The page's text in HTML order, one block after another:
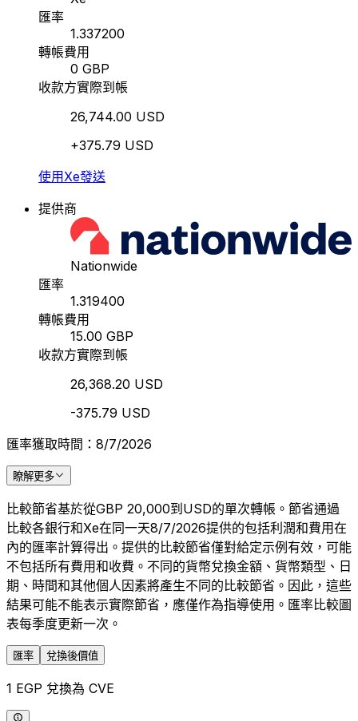
匯率
1.337200
轉帳費用
0 GBP
收款方實際到帳
26,744.00 USD
+375.79 USD
使用Xe發送
提供商
Nationwide
匯率
1.319400
轉帳費用
15.00 GBP
收款方實際到帳
26,368.20 USD
-375.79 USD
匯率獲取時間：8/7/2026
瞭解更多
比較節省基於從GBP 20,000到USD的單次轉帳。節省通過
比較各銀行和Xe在同一天8/7/2026提供的包括利潤和費用在
內的匯率計算得出。提供的比較節省僅對給定示例有效，可能
不包括所有費用和收費。不同的貨幣兌換金額、貨幣類型、日
期、時間和其他個人因素將產生不同的比較節省。因此，這些
結果可能不能表示實際節省，應僅作為指導使用。匯率比較圖
表每季度更新一次。
匯率 兌換後價值
1 EGP 兌換為 CVE